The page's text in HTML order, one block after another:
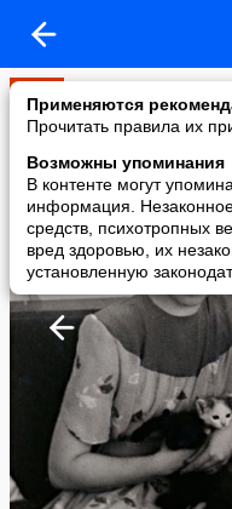
Применяются
Прочитать правила их
Возможны упоминания
В контенте могут
информация.
средств, психотропных
вред здоровью, их
установленную
Мир
added a photo
06 May в 18:04